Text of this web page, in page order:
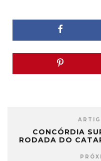
CONCÓRDIA
RODADA DO